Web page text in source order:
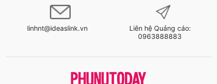
linhnt@ideaslink.vn
Liên hệ Quảng cáo:
0963888883